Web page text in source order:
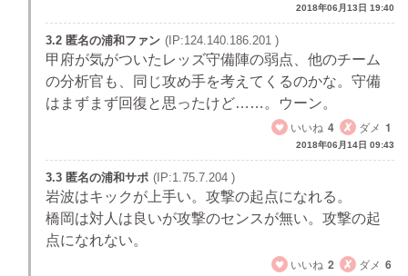
2018年06月13日 19:40
3.2 匿名の浦和ファン (IP:124.140.186.201 )
甲府が気がついたレッズ守備陣の弱点、他のチーム
の分析官も、同じ攻め手を考えてくるのかな。守備
はまずまず回復と思ったけど……。ウーン。
いいね 4 ダメ 1
2018年06月14日 09:43
3.3 匿名の浦和サポ (IP:1.75.7.204 )
岩波はキックが上手い。攻撃の起点になれる。
橋岡は対人は良いが攻撃のセンスが無い。攻撃の起
点になれない。
いいね 2 ダメ 6